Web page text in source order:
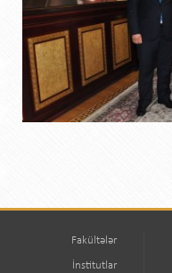
Fakültələr
İnstitutlar